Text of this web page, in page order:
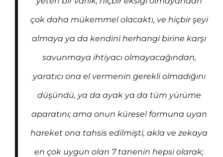
çok daha mükemmel olacaktı, ve hiçbir şeyi
almaya ya da kendini herhangi birine karşı
savunmaya ihtiyacı olmayacağından,
yaratıcı ona el vermenin gerekli olmadığını
düşündü, ya da ayak ya da tüm yürüme
aparatını; ama onun küresel formuna uyan
hareket ona tahsis edilmişti, akla ve zekaya
en çok uygun olan 7 tanenin hepsi olarak;